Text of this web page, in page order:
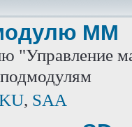
ММ
"Управление
, SAA